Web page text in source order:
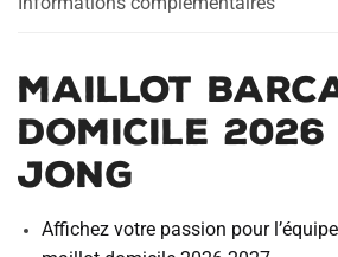
t
e
:
Maillot
Domicile 2026
Jong
Affichez votre passion pour